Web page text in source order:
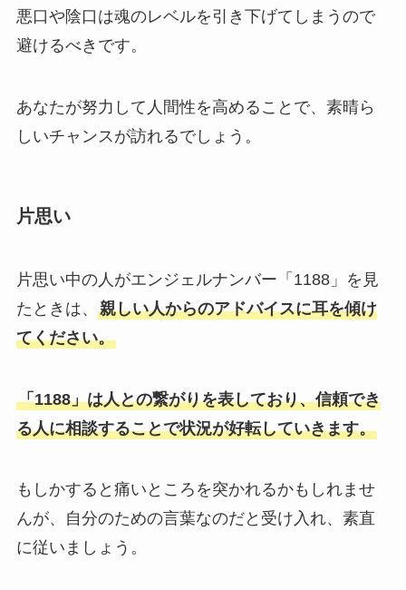
悪口や陰口は魂のレベルを引き下げてしまうので
避けるべきです。
あなたが努力して人間性を高めることで、素晴ら
しいチャンスが訪れるでしょう。
片思い
片思い中の人がエンジェルナンバー「1188」を見
たときは、 親しい人からのアドバイスに耳を傾け
てください。
「1188」は人との繋がりを表しており、信頼でき
る人に相談することで状況が好転していきます。
もしかすると痛いところを突かれるかもしれませ
んが、自分のための言葉なのだと受け入れ、素直
に従いましょう。